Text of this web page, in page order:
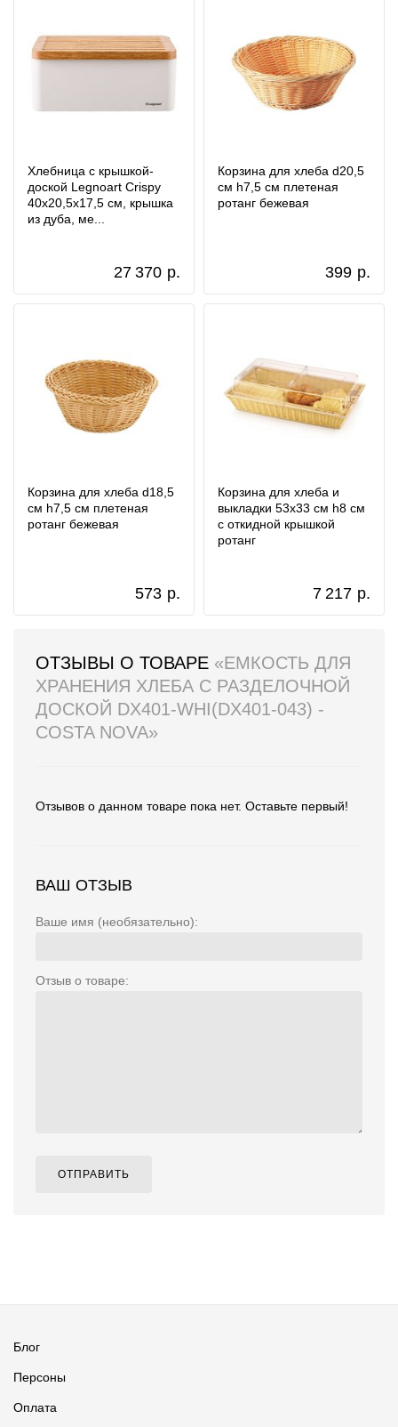
Хлебница с крышкой-
доской Legnoart Crispy
40х20,5х17,5 см, крышка
из дуба, ме...
27 370 р.
Корзина для хлеба d20,5
см h7,5 см плетеная
ротанг бежевая
399 р.
Корзина для хлеба d18,5
см h7,5 см плетеная
ротанг бежевая
573 р.
Корзина для хлеба и
выкладки 53x33 см h8 см
с откидной крышкой
ротанг
7 217 р.
ОТЗЫВЫ О ТОВАРЕ «ЕМКОСТЬ ДЛЯ
ХРАНЕНИЯ ХЛЕБА С РАЗДЕЛОЧНОЙ
ДОСКОЙ DX401-WHI(DX401-043) -
COSTA NOVA»
Отзывов о данном товаре пока нет. Оставьте первый!
ВАШ ОТЗЫВ
Ваше имя (необязательно):
Отзыв о товаре:
ОТПРАВИТЬ
Блог
Персоны
Оплата